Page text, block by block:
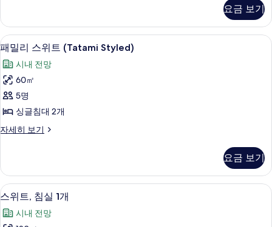
침
대
2
개
사
진
모
두
위
트,
싱
글
침
대
개
자
히
요금 보기
패
밀
리
스
위
트
(Tatami
진
모
두
패밀리 스위트 (Tatami Styled) | 객실
7
패밀리 스위트 (Tatami Styled)
시내 전망
60㎡
5명
싱글침대 2개
자세히 보기
패
위
트
(Tatami
Styled)
자
요금 보기
스
위
트,
스위트, 침실 1개 | 객실 내 금고, 암막
8
스위트, 침실 1개
시내 전망